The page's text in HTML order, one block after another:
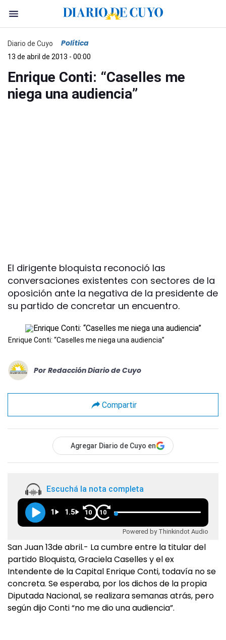
Diario de Cuyo Política
13 de abril de 2013 - 00:00
Enrique Conti: “Caselles me
niega una audiencia”
El dirigente bloquista reconoció las
conversaciones existentes con sectores de la
oposición ante la negativa de la presidente de
su partido de concretar un encuentro.
Enrique Conti: “Caselles me niega una audiencia”
Por Redacción Diario de Cuyo
Compartir
Agregar Diario de Cuyo en
Escuchá la nota completa
1 1.5 10 10
Powered by Thinkindot Audio
San Juan 13de abril.- La cumbre entre la titular del
partido Bloquista, Graciela Caselles y el ex
Intendente de la Capital Enrique Conti, todavía no se
concreta. Se esperaba, por los dichos de la propia
Diputada Nacional, se realizara semanas atrás, pero
según dijo Conti “no me dio una audiencia”.